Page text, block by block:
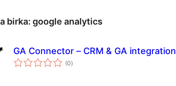
birka: google analytics
GA Connector – CRM & GA integration
(0vērtējumu
kopsumma
)